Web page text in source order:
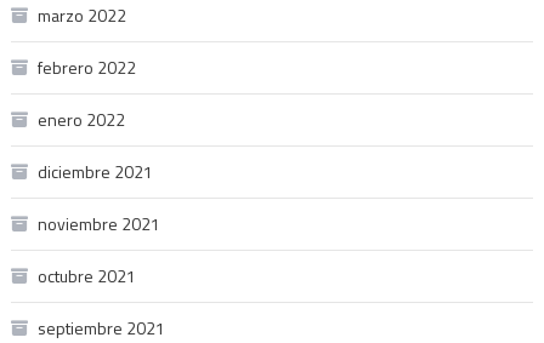
marzo 2022
febrero 2022
enero 2022
diciembre 2021
noviembre 2021
octubre 2021
septiembre 2021